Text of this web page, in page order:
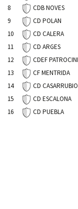
8
CDB NOVES
9
CD POLAN
10
CD CALERA
11
CD ARGES
12
CDEF
13
CF MENTRIDA
14
CD
15
CD ESCALONA
16
CD PUEBLA